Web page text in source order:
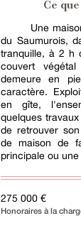
Ce
Une
du Saumurois,
tranquille, à 2 h
couvert
demeure en
caractère.
en gîte,
quelques
de retrouver
de maison de
principale ou
275 000 €
Honoraires à la